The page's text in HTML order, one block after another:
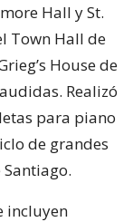
Hall y St.
Town Hall de
House de
Realizó
para piano
de grandes
incluyen